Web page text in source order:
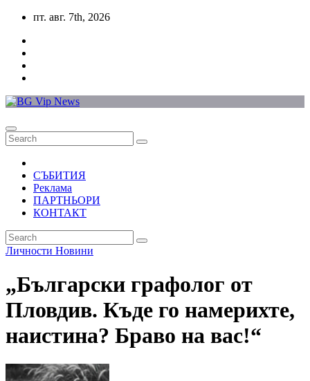
Skip
content
пт. авг. 7th, 2026
СЪБИТИЯ
Реклама
ПАРТНЬОРИ
КОНТАКТ
Личности Новини
„Български графолог от
Пловдив. Къде го намерихте,
наистина? Браво на вас!“